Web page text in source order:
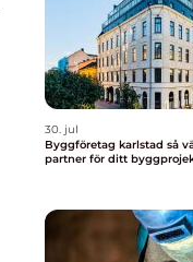
30. jul
Byggföretag karlstad så väljer du rätt
partner för ditt